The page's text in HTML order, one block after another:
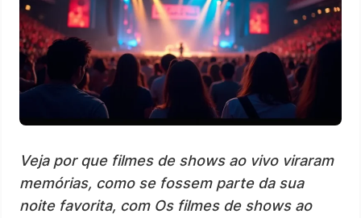
Veja por que filmes de shows ao vivo viraram
memórias, como se fossem parte da sua
noite favorita, com Os filmes de shows ao